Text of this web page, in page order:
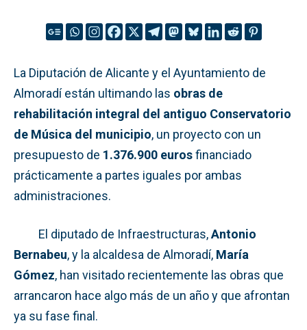
La Diputación de Alicante y el Ayuntamiento de
Almoradí están ultimando las obras de
rehabilitación integral del antiguo Conservatorio
de Música del municipio, un proyecto con un
presupuesto de 1.376.900 eurosfinanciado
prácticamente a partes iguales por ambas
administraciones.
El diputado de Infraestructuras,Antonio
Bernabeu, y la alcaldesa de Almoradí, María
Gómez, han visitado recientemente las obras que
arrancaron hace algo más de un año y que afrontan
ya su fase final.